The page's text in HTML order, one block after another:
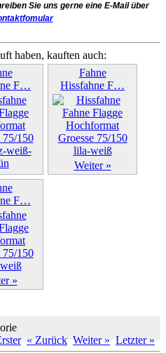
Sie uns gerne eine E-Mail über
haben, kauften auch:
F…
»
Fahne
Hissfahne F…
Weiter »
F…
»
« Zurück Weiter » Letzter »